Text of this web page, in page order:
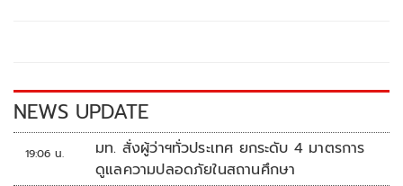
k k
NEWS UPDATE
19:06 น.
มท. สั่งผู้ว่าฯทั่วประเทศ ยกระดับ 4 มาตรการ
ดูแลความปลอดภัยในสถานศึกษา